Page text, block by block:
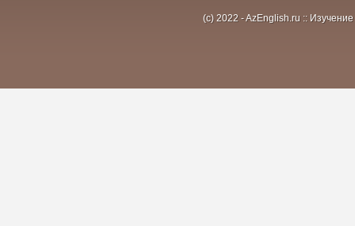
(c) 2022 - AzEnglish.ru ::